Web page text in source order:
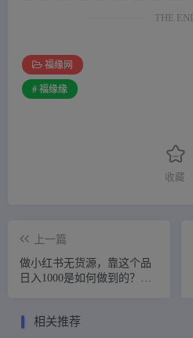
THE
福缘网
# 福缘缘
收藏
上一篇
做小红书无货源，靠这个品
日入1000是如何做到的？保
相关推荐